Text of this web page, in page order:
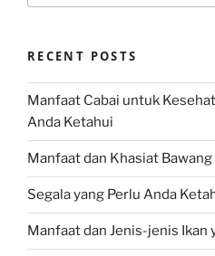
RECENT POSTS
Manfaat Cabai untuk
Anda Ketahui
Manfaat dan Khasiat
Segala yang Perlu Anda
Manfaat dan Jenis-jenis Ikan